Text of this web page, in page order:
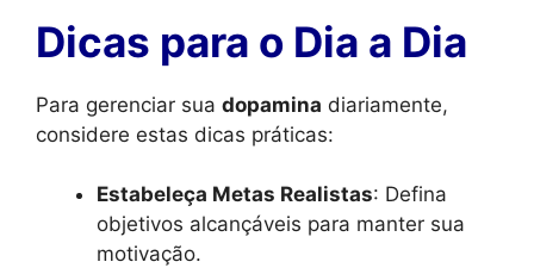
Dicas para o Dia a Dia
Para gerenciar sua dopamina diariamente,
considere estas dicas práticas:
Estabeleça Metas Realistas: Defina
objetivos alcançáveis para manter sua
motivação.